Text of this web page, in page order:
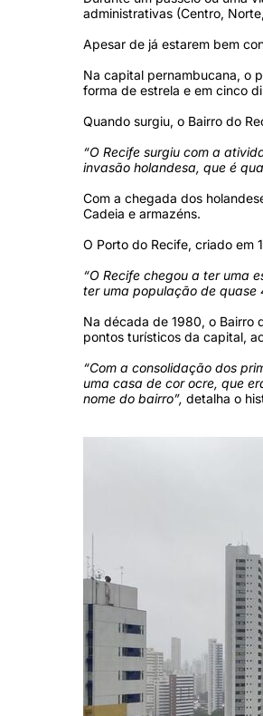
administrativas (Centro,
Apesar de já estarem bem
Na capital pernambucana, o
forma de estrela e em cinco
Quando surgiu, o Bairro do
“O Recife surgiu com a
invasão holandesa, que é
Com a chegada dos
Cadeia e armazéns.
O Porto do Recife, criado em
“O Recife chegou a ter uma
ter uma população de quase
Na década de 1980, o Bairro
pontos turísticos da capital,
“Com a consolidação dos
uma casa de cor ocre, que
nome do bairro”, detalha o